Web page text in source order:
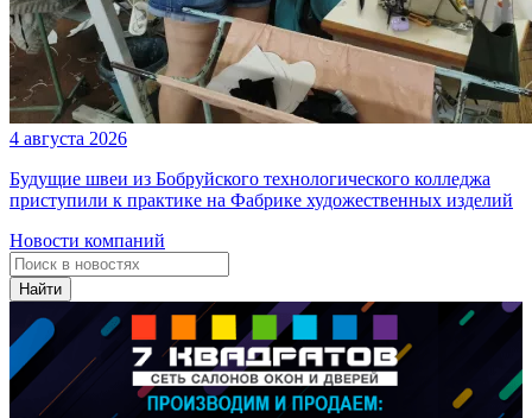
4 августа 2026
Будущие швеи из Бобруйского технологического колледжа
приступили к практике на Фабрике художественных изделий
Новости компаний
Найти